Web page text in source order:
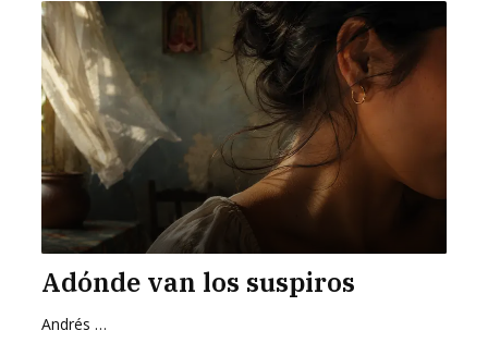
Adónde van los suspiros
Andrés Zurita Zafra